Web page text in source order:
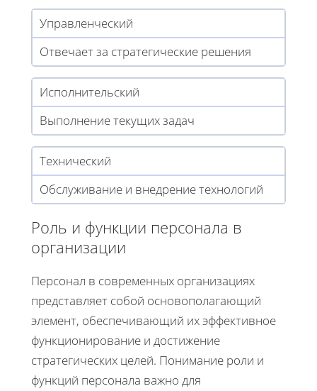
Управленческий
Отвечает за стратегические решения
Исполнительский
Выполнение текущих задач
Технический
Обслуживание и внедрение технологий
Роль и функции персонала в
организации
Персонал в современных организациях
представляет собой основополагающий
элемент, обеспечивающий их эффективное
функционирование и достижение
стратегических целей. Понимание роли и
функций персонала важно для